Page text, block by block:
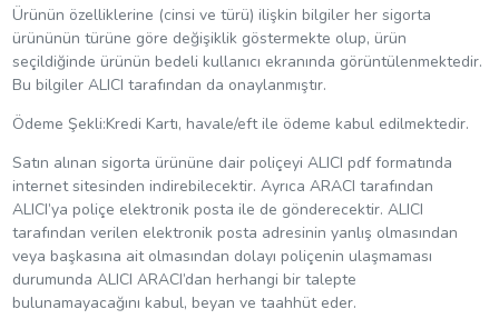
Ürünün özelliklerine (cinsi ve türü) ilişkin bilgiler her sigorta
ürününün türüne göre değişiklik göstermekte olup, ürün
seçildiğinde ürünün bedeli kullanıcı ekranında görüntülenmektedir.
Bu bilgiler ALICI tarafından da onaylanmıştır.
Ödeme Şekli:Kredi Kartı, havale/eft ile ödeme kabul edilmektedir.
Satın alınan sigorta ürününe dair poliçeyi ALICI pdf formatında
internet sitesinden indirebilecektir. Ayrıca ARACI tarafından
ALICI’ya poliçe elektronik posta ile de gönderecektir. ALICI
tarafından verilen elektronik posta adresinin yanlış olmasından
veya başkasına ait olmasından dolayı poliçenin ulaşmaması
durumunda ALICI ARACI’dan herhangi bir talepte
bulunamayacağını kabul, beyan ve taahhüt eder.